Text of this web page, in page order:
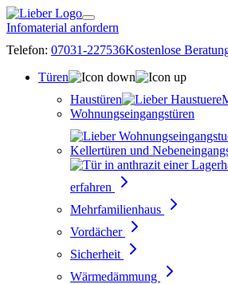
Infomaterial anfordern
Telefon: 07031-227536Kostenlose
Türen
Haustüren
Wohnungseingangs­türen
Kellertüren und
erfahren
Mehrfamilienhaus
Vordächer
Sicherheit
Wärmedämmung